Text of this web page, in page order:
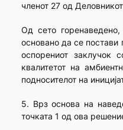
членот 27 од
Од сето
основано да се постави
оспорениот заклучок
квалитетот на
подносителот на
5. Врз основа на
точката 1 од ова